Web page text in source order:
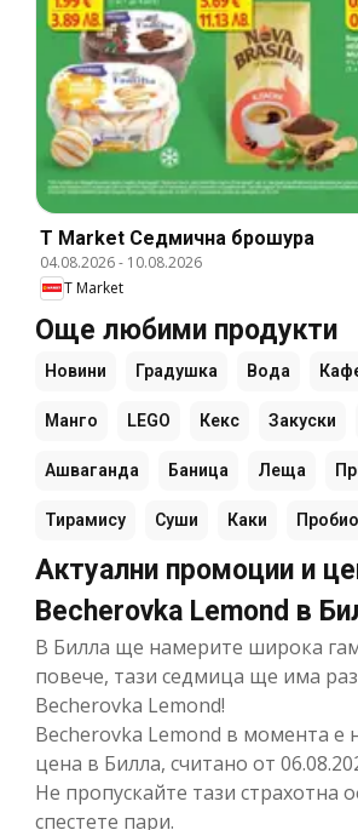
T Market Cедмична брошура
04.08.2026- 10.08.2026
T Market
Още любими продукти
Новини Градушка Вода
Манго LEGO Кекс Закуски
Ашваганда Баница Леща
Тирамису Суши Каки
Актуални промоции и
Becherovka Lemond в
В Билла ще намерите широка
повече, тази седмица ще има
Becherovka Lemond!
Becherovka Lemond в момента е
цена в Билла, считано от
Не пропускайте тази страхотна
спестете пари.